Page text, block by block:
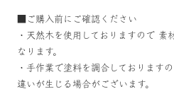
■ご購入前にご確認ください
・天然木を使用しておりますので 素
なります。
・手作業で塗料を調合しております
違いが生じる場合がございます。